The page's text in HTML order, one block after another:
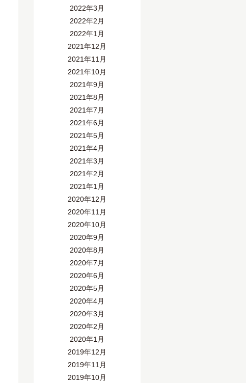
2022年3月
2022年2月
2022年1月
2021年12月
2021年11月
2021年10月
2021年9月
2021年8月
2021年7月
2021年6月
2021年5月
2021年4月
2021年3月
2021年2月
2021年1月
2020年12月
2020年11月
2020年10月
2020年9月
2020年8月
2020年7月
2020年6月
2020年5月
2020年4月
2020年3月
2020年2月
2020年1月
2019年12月
2019年11月
2019年10月